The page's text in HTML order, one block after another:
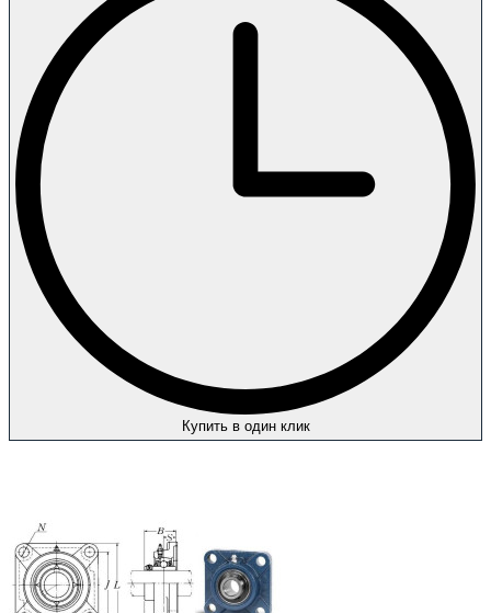
Купить в один клик